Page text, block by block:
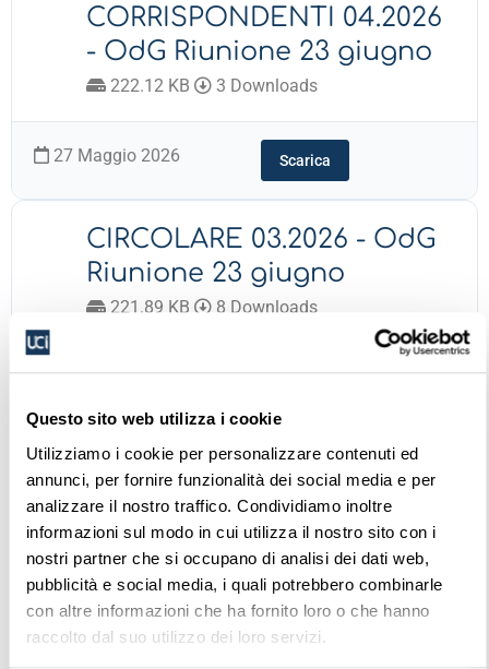
Questo sito web utilizza i cookie
Utilizziamo i cookie per personalizzare contenuti ed
annunci, per fornire funzionalità dei social media e per
analizzare il nostro traffico. Condividiamo inoltre
informazioni sul modo in cui utilizza il nostro sito con i
nostri partner che si occupano di analisi dei dati web,
pubblicità e social media, i quali potrebbero combinarle
con altre informazioni che ha fornito loro o che hanno
raccolto dal suo utilizzo dei loro servizi.
CORRISPONDENTI 04.2026
- OdG Riunione 23 giugno
222.12 KB 3 Downloads
27 Maggio 2026 Scarica
CIRCOLARE 03.2026 - OdG
Riunione 23 giugno
221.89 KB 8 Downloads
27 Maggio 2026
CIRCOLARE 02.2026
Disposizioni operative
copertura RCA
monopattini
440.29 KB 2 Downloads